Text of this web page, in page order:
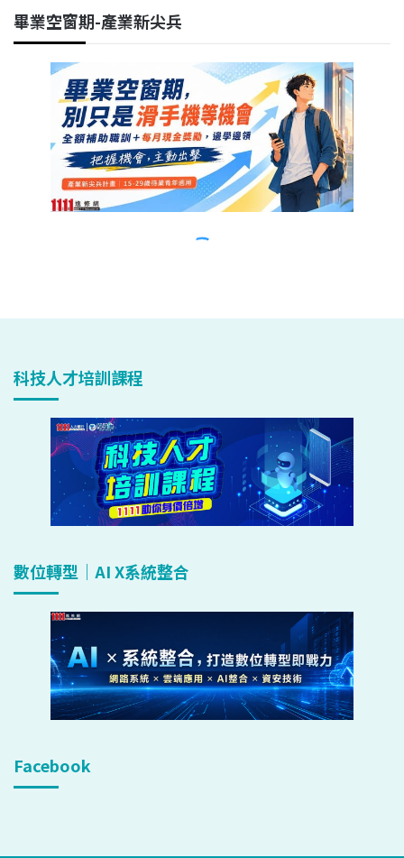
科技人才培訓課程
數位轉型｜AI X系統整合
Facebook